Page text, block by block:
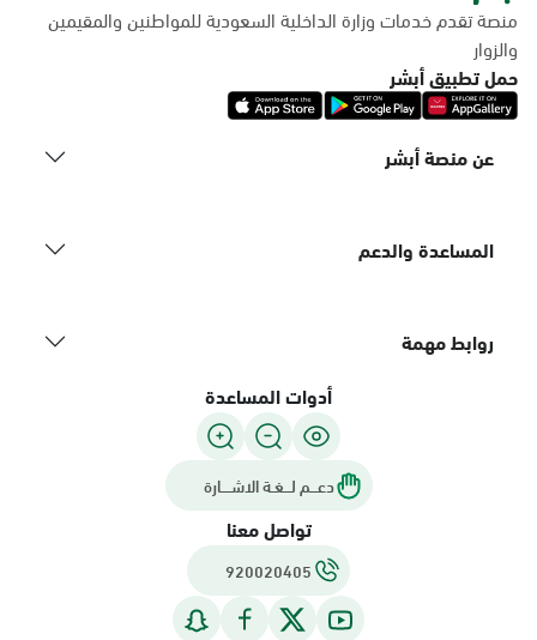
منصة تقدم خدمات وزارة الداخلية السعودية للمواطنين والمقيمين
والزوار
حمل تطبيق أبشر
عن منصة أبشر
المساعدة والدعم
روابط مهمة
أدوات المساعدة
دعـــم لـــغـة الاشــــارة
تواصل معنا
920020405